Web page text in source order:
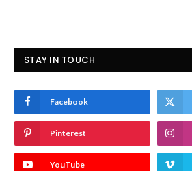
STAY IN TOUCH
Facebook
Pinterest
YouTube